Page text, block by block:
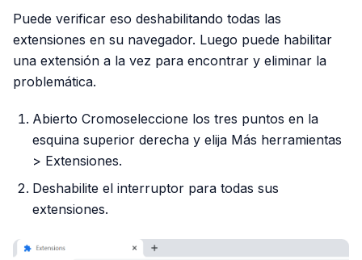
Puede verificar eso deshabilitando todas las
extensiones en su navegador. Luego puede habilitar
una extensión a la vez para encontrar y eliminar la
problemática.
Abierto Cromoseleccione los tres puntos en la
esquina superior derecha y elija Más herramientas
> Extensiones.
Deshabilite el interruptor para todas sus
extensiones.